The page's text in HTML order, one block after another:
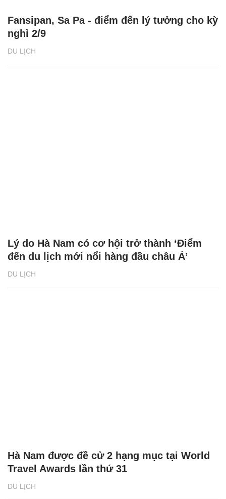
DU LỊCH
Fansipan, Sa Pa - điểm đến lý tưởng cho kỳ
nghỉ 2/9
DU LỊCH
Lý do Hà Nam có cơ hội trở thành ‘Điểm
đến du lịch mới nổi hàng đầu châu Á’
DU LỊCH
Hà Nam được đề cử 2 hạng mục tại World
Travel Awards lần thứ 31